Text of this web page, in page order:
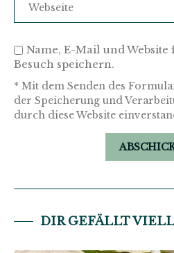
Name, E-Mail und
Besuch speichern.
* Mit dem Senden des
der Speicherung und
durch diese Website
DIR GEFÄLLT